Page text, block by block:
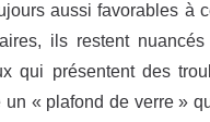
aussi favorables à
ils restent
qui présentent des
« plafond de verre »